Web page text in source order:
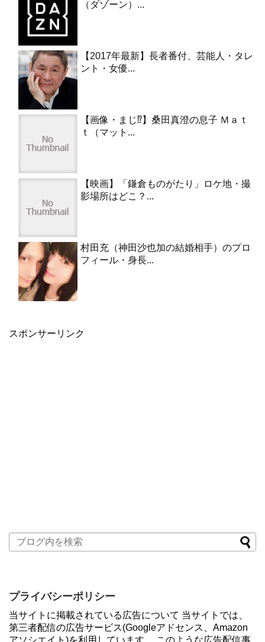
（ダゾーン）...
【2017年最新】長者番付、芸能人・タレ
ント・女優...
【画像・まじ⁉︎】桑田真澄の息子 Ｍａｔ
ｔ（マット...
【映画】「鎌倉ものがたり」ロケ地・撮
影場所はどこ？...
村田充（神田沙也加の結婚相手）のプロ
フィール・身長...
スポンサーリンク
プライバシーポリシー
当サイトに掲載されている広告について 当サイトでは、
第三者配信の広告サービス(Googleアドセンス、Amazon
アソシエイト)を利用しています。 このような広告配信事